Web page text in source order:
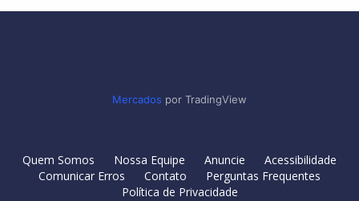
Mercados por TradingView
Quem Somos Nossa Equipe Anuncie
Acessibilidade
Comunicar Erros
Contato
Perguntas Frequentes
Política de Privacidade